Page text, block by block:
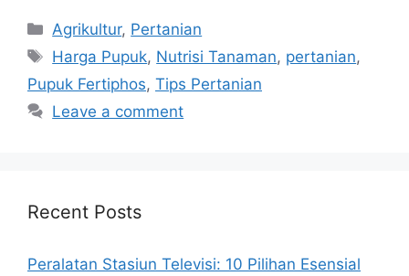
Categories
Agrikultur, Pertanian
Tags
Harga Pupuk, Nutrisi Tanaman, pertanian,
Pupuk Fertiphos, Tips Pertanian
Leave a comment
Recent Posts
Peralatan Stasiun Televisi: 10 Pilihan Esensial